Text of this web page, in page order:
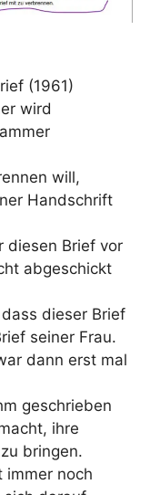
(1961)
wird
will,
Handschrift
diesen Brief vor
abgeschickt
dieser Brief
seiner Frau.
dann erst mal
geschrieben
ihre
bringen.
immer noch